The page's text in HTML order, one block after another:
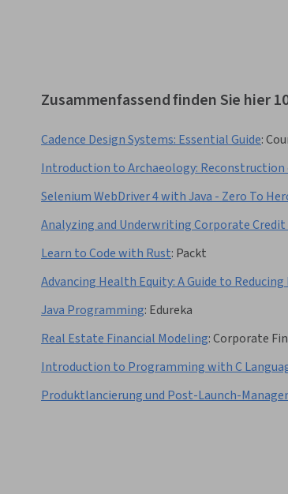
Zusammenfassend finden Sie hier
Cadence Design Systems: Essential Guide:
Introduction to Archaeology: Reconstruction
Selenium WebDriver 4 with Java - Zero To
Analyzing and Underwriting Corporate Credit
Learn to Code with Rust: Packt
Advancing Health Equity: A Guide to
Java Programming: Edureka
Real Estate Financial Modeling:Corporate
Introduction to Programming with C
Produktlancierung und Post-Launch-